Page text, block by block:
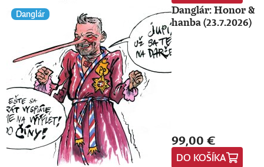
Danglár
Danglár: Honor &
hanba (23.7.2026)
99,00 €
DO KOŠÍKA